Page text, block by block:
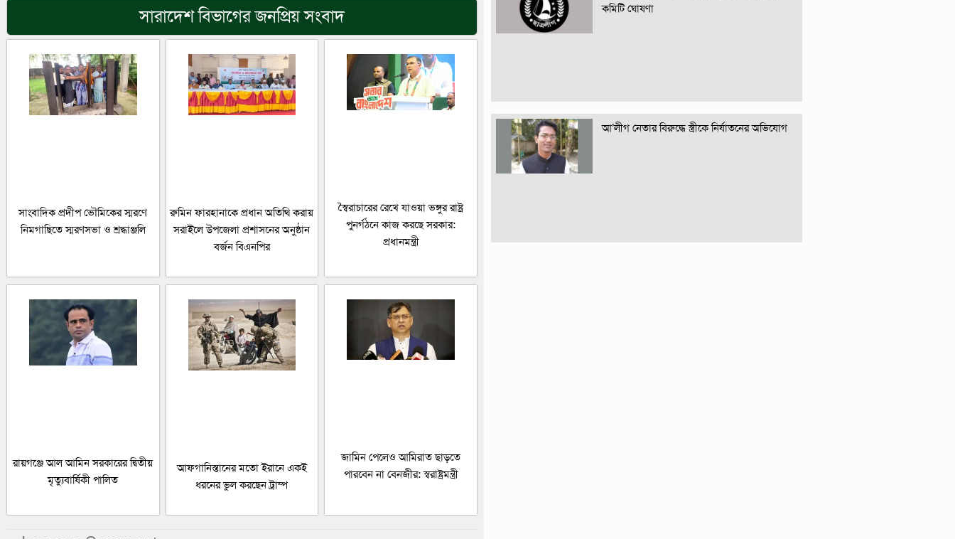
সারাদেশবিভাগের জনপ্রিয় সংবাদ
সাংবাদিক প্রদীপ ভৌমিকের স্মরণে
নিমগাছিতে স্মরণসভা ও শ্রদ্ধাঞ্জলি
রুমিন ফারহানাকে প্রধান অতিথি করায়
সরাইলে উপজেলা প্রশাসনের অনুষ্ঠান
বর্জন বিএনপির
স্বৈরাচারের রেখে যাওয়া ভঙ্গুর রাষ্ট্র
পুনর্গঠনে কাজ করছে সরকার:
প্রধানমন্ত্রী
রায়গঞ্জে আল আমিন সরকারের দ্বিতীয়
মৃত্যুবার্ষিকী পালিত
আফগানিস্তানের মতো ইরানে একই
ধরনের ভুল করছেন ট্রাম্প
জামিন পেলেও আমিরাত ছাড়তে
পারবেন না বেনজীর: স্বরাষ্ট্রমন্ত্রী
কমিটি ঘোষণা
আ’লীগ নেতার বিরুদ্ধে স্ত্রীকে নির্যাতনের অভিযোগ